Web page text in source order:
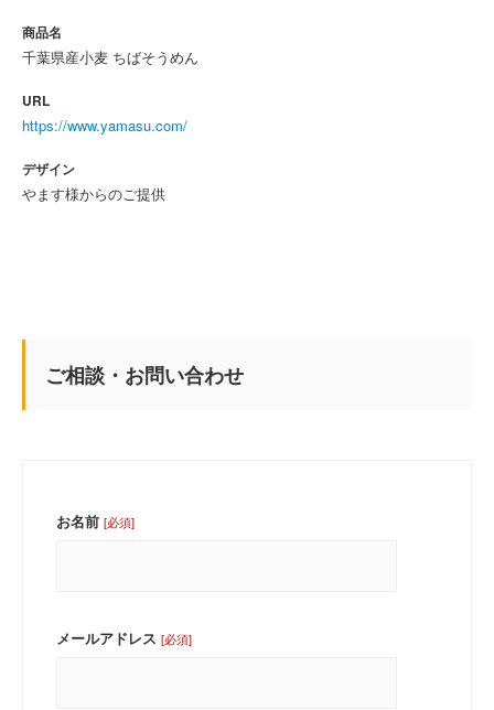
商品名
千葉県産小麦 ちばそうめん
URL
https://www.yamasu.com/
デザイン
やます様からのご提供
ご相談・お問い合わせ
お名前 [必須]
メールアドレス [必須]